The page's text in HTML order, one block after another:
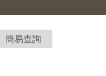
站
簡易查詢